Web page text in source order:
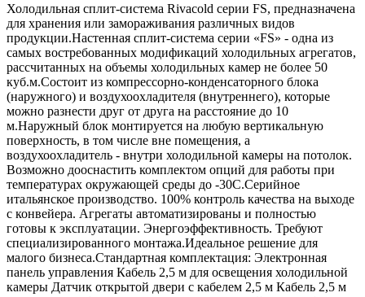
Холодильная сплит-система Rivacold серии FS, предназначена
для хранения или замораживания различных видов
продукции.Настенная сплит-система серии «FS» - одна из
самых востребованных модификаций холодильных агрегатов,
рассчитанных на объемы холодильных камер не более 50
куб.м.Состоит из компрессорно-конденсаторного блока
(наружного) и воздухоохладителя (внутреннего), которые
можно разнести друг от друга на расстояние до 10
м.Наружный блок монтируется на любую вертикальную
поверхность, в том числе вне помещения, а
воздухоохладитель - внутри холодильной камеры на потолок.
Возможно дооснастить комплектом опций для работы при
температурах окружающей среды до -30С.Серийное
итальянское производство. 100% контроль качества на выходе
с конвейера. Агрегаты автоматизированы и полностью
готовы к эксплуатации. Энергоэффективность. Требуют
специализированного монтажа.Идеальное решение для
малого бизнеса.Стандартная комплектация: Электронная
панель управления Кабель 2,5 м для освещения холодильной
камеры Датчик открытой двери с кабелем 2,5 м Кабель 2,5 м